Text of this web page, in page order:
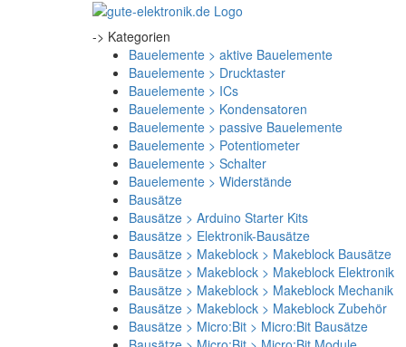
-> Kategorien
Bauelemente > aktive Bauelemente
Bauelemente > Drucktaster
Bauelemente > ICs
Bauelemente > Kondensatoren
Bauelemente > passive Bauelemente
Bauelemente > Potentiometer
Bauelemente > Schalter
Bauelemente > Widerstände
Bausätze
Bausätze > Arduino Starter Kits
Bausätze > Elektronik-Bausätze
Bausätze > Makeblock > Makeblock Bausätze
Bausätze > Makeblock > Makeblock Elektronik
Bausätze > Makeblock > Makeblock Mechanik
Bausätze > Makeblock > Makeblock Zubehör
Bausätze > Micro:Bit > Micro:Bit Bausätze